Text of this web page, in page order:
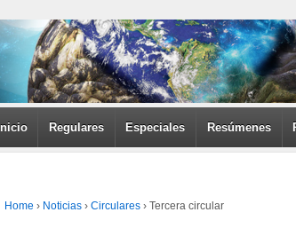
Inicio Regulares Especiales Resúmenes
Home › Noticias › Circulares › Tercera circular